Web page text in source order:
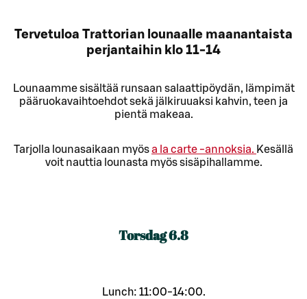
Tervetuloa Trattorian lounaalle maanantaista
perjantaihin klo 11-14
Lounaamme sisältää runsaan salaattipöydän, lämpimät
pääruokavaihtoehdot sekä jälkiruuaksi kahvin, teen ja
pientä makeaa.
Tarjolla lounasaikaan myösa la carte -annoksia. Kesällä
voit nauttia lounasta myös sisäpihallamme.
Torsdag6.8
Lunch: 11:00-14:00.